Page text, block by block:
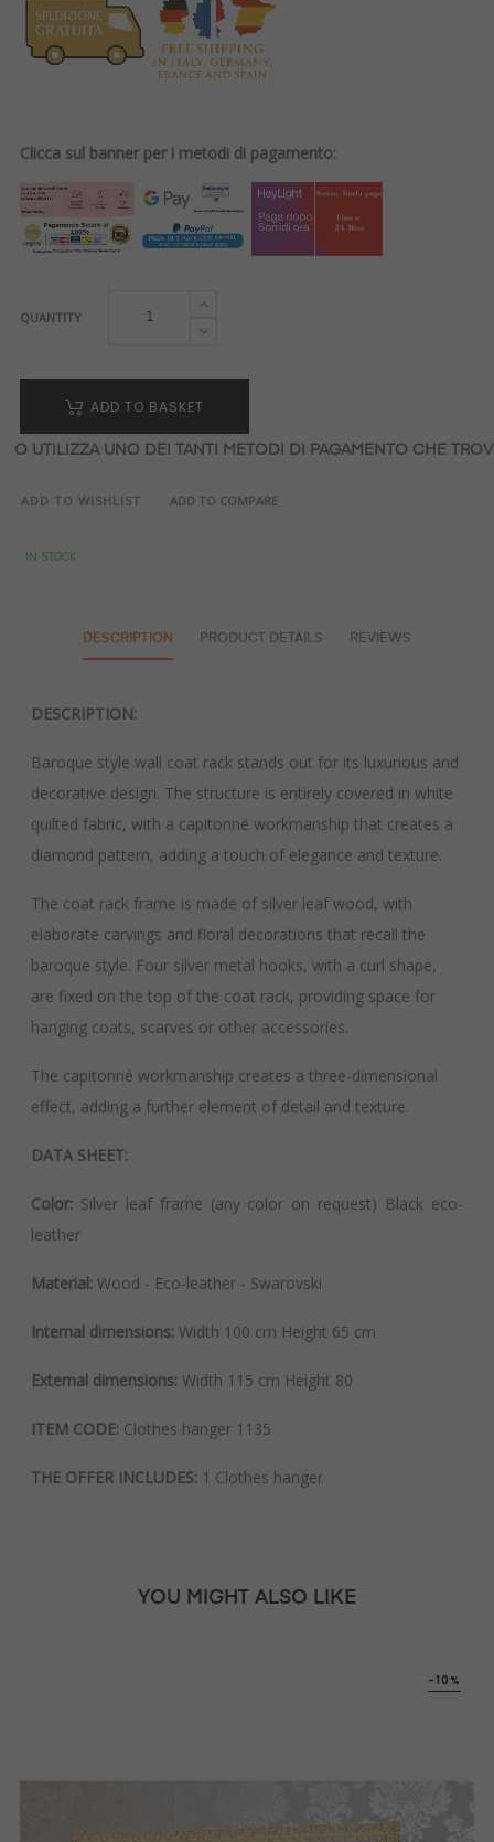
Clicca sul banner per i metodi di pagamento:
QUANTITY
ADD TO BASKET
O UTILIZZA UNO DEI TANTI METODI DI PAGAMENTO CHE
ADD TO WISHLIST ADD TO COMPARE
IN STOCK
DESCRIPTION PRODUCT DETAILS REVIEWS
DESCRIPTION:
Baroque style wall coat rack stands out for its luxurious and
decorative design. The structure is entirely covered in white
quilted fabric, with a capitonné workmanship that creates a
diamond pattern, adding a touch of elegance and texture.
The coat rack frame is made of silver leaf wood, with
elaborate carvings and floral decorations that recall the
baroque style. Four silver metal hooks, with a curl shape,
are fixed on the top of the coat rack, providing space for
hanging coats, scarves or other accessories.
The capitonné workmanship creates a three-dimensional
effect, adding a further element of detail and texture.
DATA SHEET:
Color: Silver leaf frame (any color on request) Black eco-
leather
Material: Wood - Eco-leather - Swarovski
Internal dimensions: Width 100 cm Height 65 cm
External dimensions: Width 115 cm Height 80
ITEM CODE: Clothes hanger 1135
THE OFFER INCLUDES: 1 Clothes hanger
YOU MIGHT ALSO LIKE
-10%